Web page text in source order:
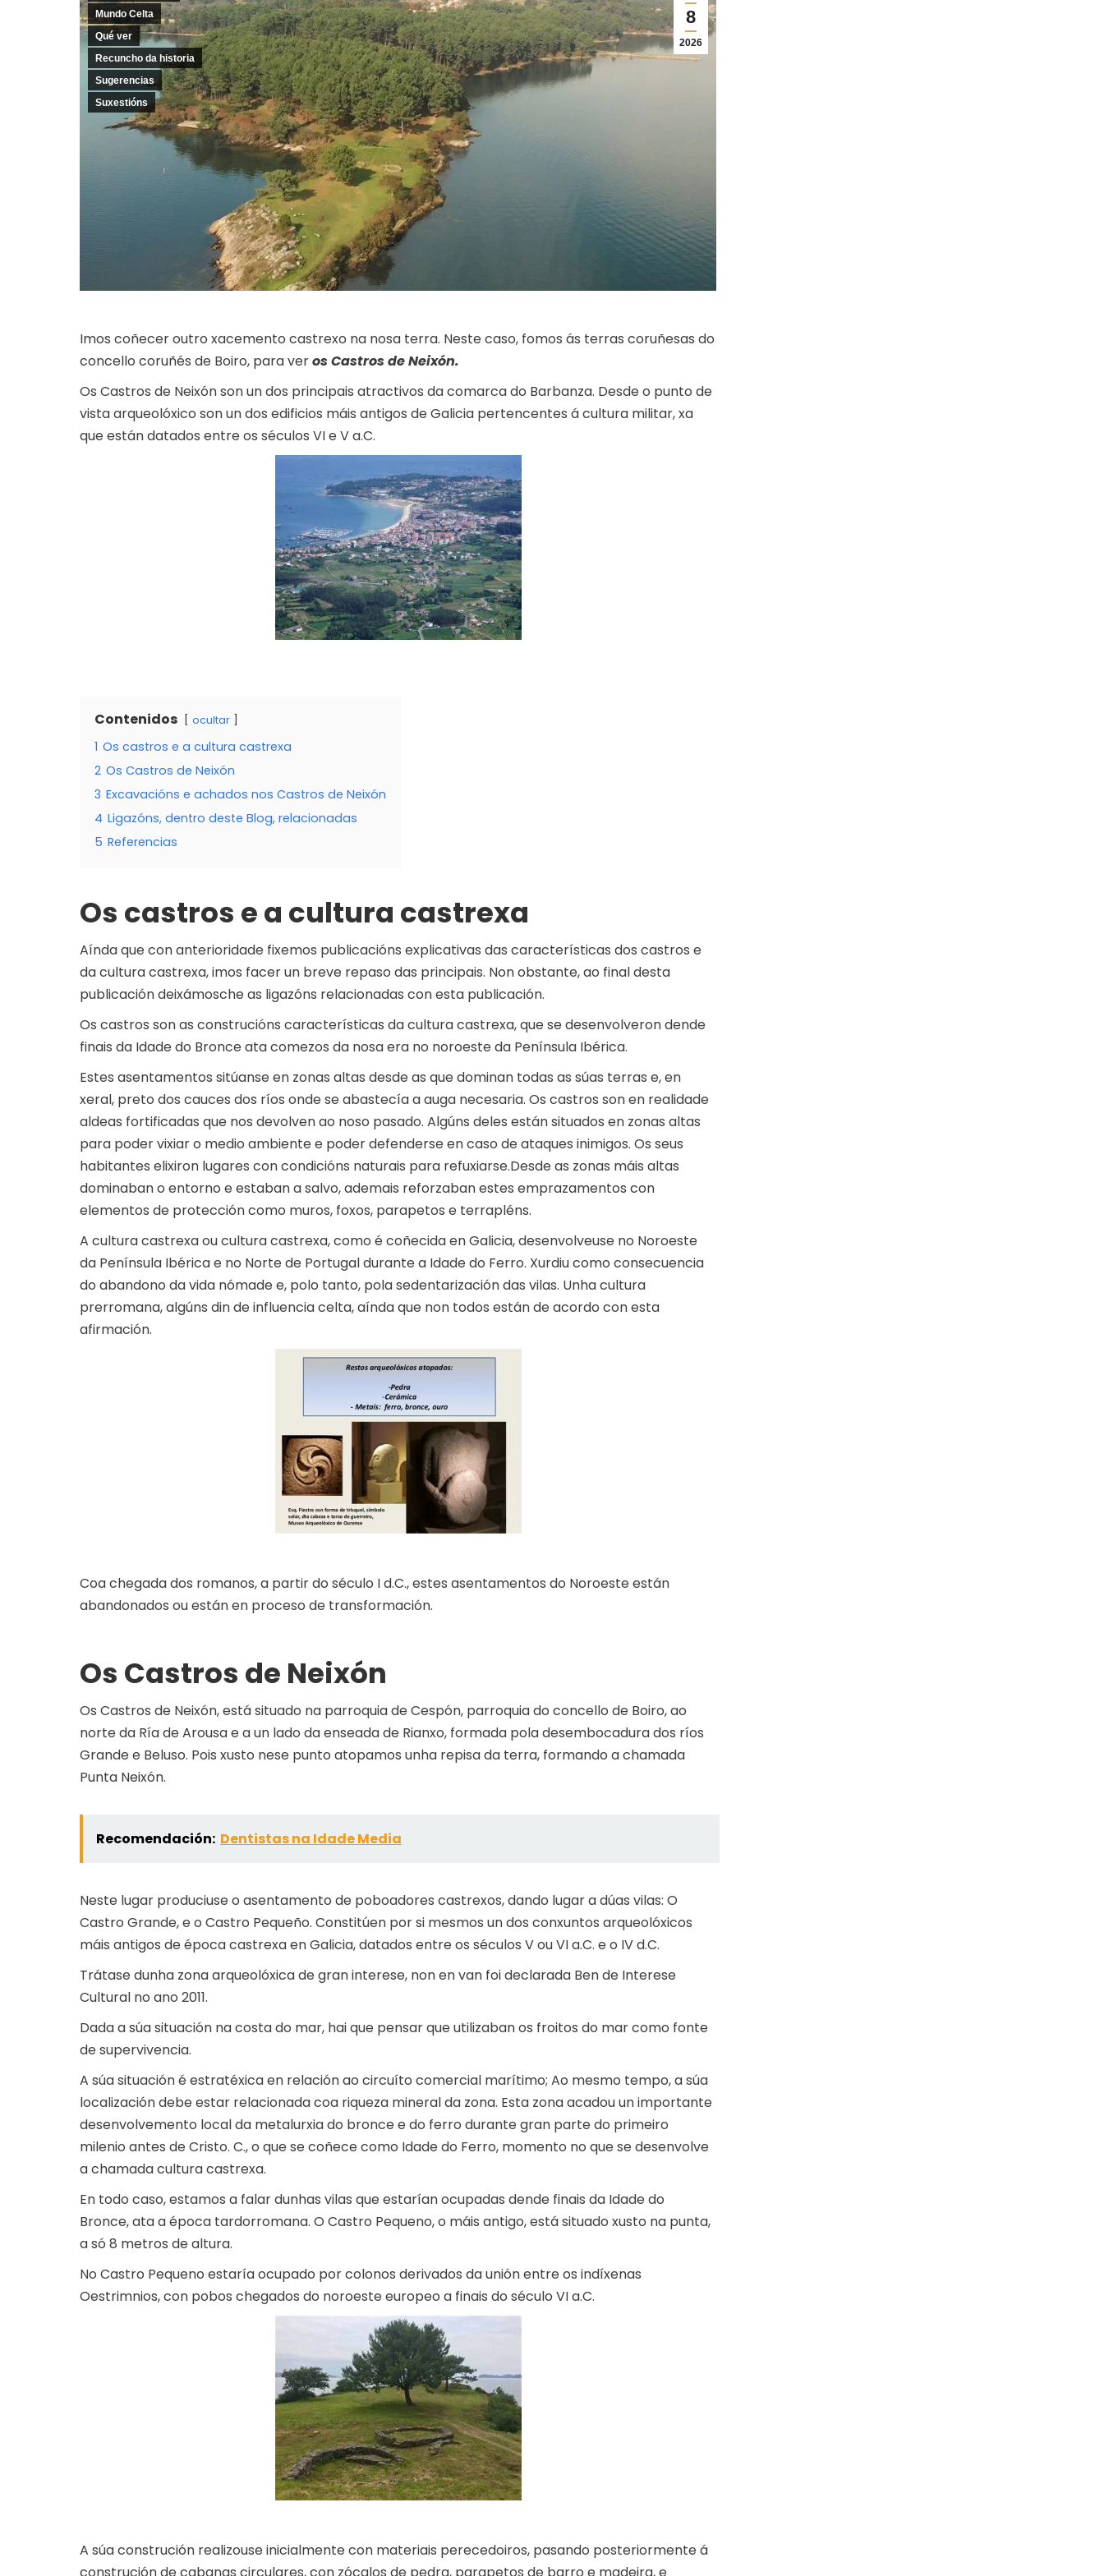
8
2026
Mundo Celta
Qué ver
Recuncho da historia
Sugerencias
Suxestións
Imos coñecer outro xacemento castrexo na nosa terra. Neste caso, fomos ás terras coruñesas do
concello coruñés de Boiro, para veros Castros de Neixón.
Os Castros de Neixón son un dos principais atractivos da comarca do Barbanza. Desde o punto de
vista arqueolóxico son un dos edificios máis antigos de Galicia pertencentes á cultura militar, xa
que están datados entre os séculos VI e V a.C.
Contenidos ocultar
1 Os castros e a cultura castrexa
2 Os Castros de Neixón
3 Excavacións e achados nos Castros de Neixón
4 Ligazóns, dentro deste Blog, relacionadas
5 Referencias
Os castros e a cultura castrexa
Aínda que con anterioridade fixemos publicacións explicativas das características dos castros e
da cultura castrexa, imos facer un breve repaso das principais. Non obstante, ao final desta
publicación deixámosche as ligazóns relacionadas con esta publicación.
Os castros son as construcións características da cultura castrexa, que se desenvolveron dende
finais da Idade do Bronce ata comezos da nosa era no noroeste da Península Ibérica.
Estes asentamentos sitúanse en zonas altas desde as que dominan todas as súas terras e, en
xeral, preto dos cauces dos ríos onde se abastecía a auga necesaria. Os castros son en realidade
aldeas fortificadas que nos devolven ao noso pasado. Algúns deles están situados en zonas altas
para poder vixiar o medio ambiente e poder defenderse en caso de ataques inimigos. Os seus
habitantes elixiron lugares con condicións naturais para refuxiarse.Desde as zonas máis altas
dominaban o entorno e estaban a salvo, ademais reforzaban estes emprazamentos con
elementos de protección como muros, foxos, parapetos e terrapléns.
A cultura castrexa ou cultura castrexa, como é coñecida en Galicia, desenvolveuse no Noroeste
da Península Ibérica e no Norte de Portugal durante a Idade do Ferro. Xurdiu como consecuencia
do abandono da vida nómade e, polo tanto, pola sedentarización das vilas. Unha cultura
prerromana, algúns din de influencia celta, aínda que non todos están de acordo con esta
afirmación.
Coa chegada dos romanos, a partir do século I d.C., estes asentamentos do Noroeste están
abandonados ou están en proceso de transformación.
Os Castros de Neixón
Os Castros de Neixón, está situado na parroquia de Cespón, parroquia do concello de Boiro, ao
norte da Ría de Arousa e a un lado da enseada de Rianxo, formada pola desembocadura dos ríos
Grande e Beluso. Pois xusto nese punto atopamos unha repisa da terra, formando a chamada
Punta Neixón.
Recomendación: Dentistas na Idade Media
Neste lugar produciuse o asentamento de poboadores castrexos, dando lugar a dúas vilas: O
Castro Grande, e o Castro Pequeño. Constitúen por si mesmos un dos conxuntos arqueolóxicos
máis antigos de época castrexa en Galicia, datados entre os séculos V ou VI a.C. e o IV d.C.
Trátase dunha zona arqueolóxica de gran interese, non en van foi declarada Ben de Interese
Cultural no ano 2011.
Dada a súa situación na costa do mar, hai que pensar que utilizaban os froitos do mar como fonte
de supervivencia.
A súa situación é estratéxica en relación ao circuíto comercial marítimo; Ao mesmo tempo, a súa
localización debe estar relacionada coa riqueza mineral da zona. Esta zona acadou un importante
desenvolvemento local da metalurxia do bronce e do ferro durante gran parte do primeiro
milenio antes de Cristo. C., o que se coñece como Idade do Ferro, momento no que se desenvolve
a chamada cultura castrexa.
En todo caso, estamos a falar dunhas vilas que estarían ocupadas dende finais da Idade do
Bronce, ata a época tardorromana. O Castro Pequeno, o máis antigo, está situado xusto na punta,
a só 8 metros de altura.
No Castro Pequeno estaría ocupado por colonos derivados da unión entre os indíxenas
Oestrimnios, con pobos chegados do noroeste europeo a finais do século VI a.C.
A súa construción realizouse inicialmente con materiais perecedoiros, pasando posteriormente á